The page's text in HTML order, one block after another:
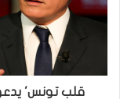
قلب تونس'